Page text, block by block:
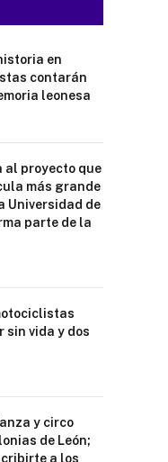
en
contarán
leonesa
al proyecto que
más grande
Universidad de
parte de la
sin vida y dos
y circo
de León;
a los